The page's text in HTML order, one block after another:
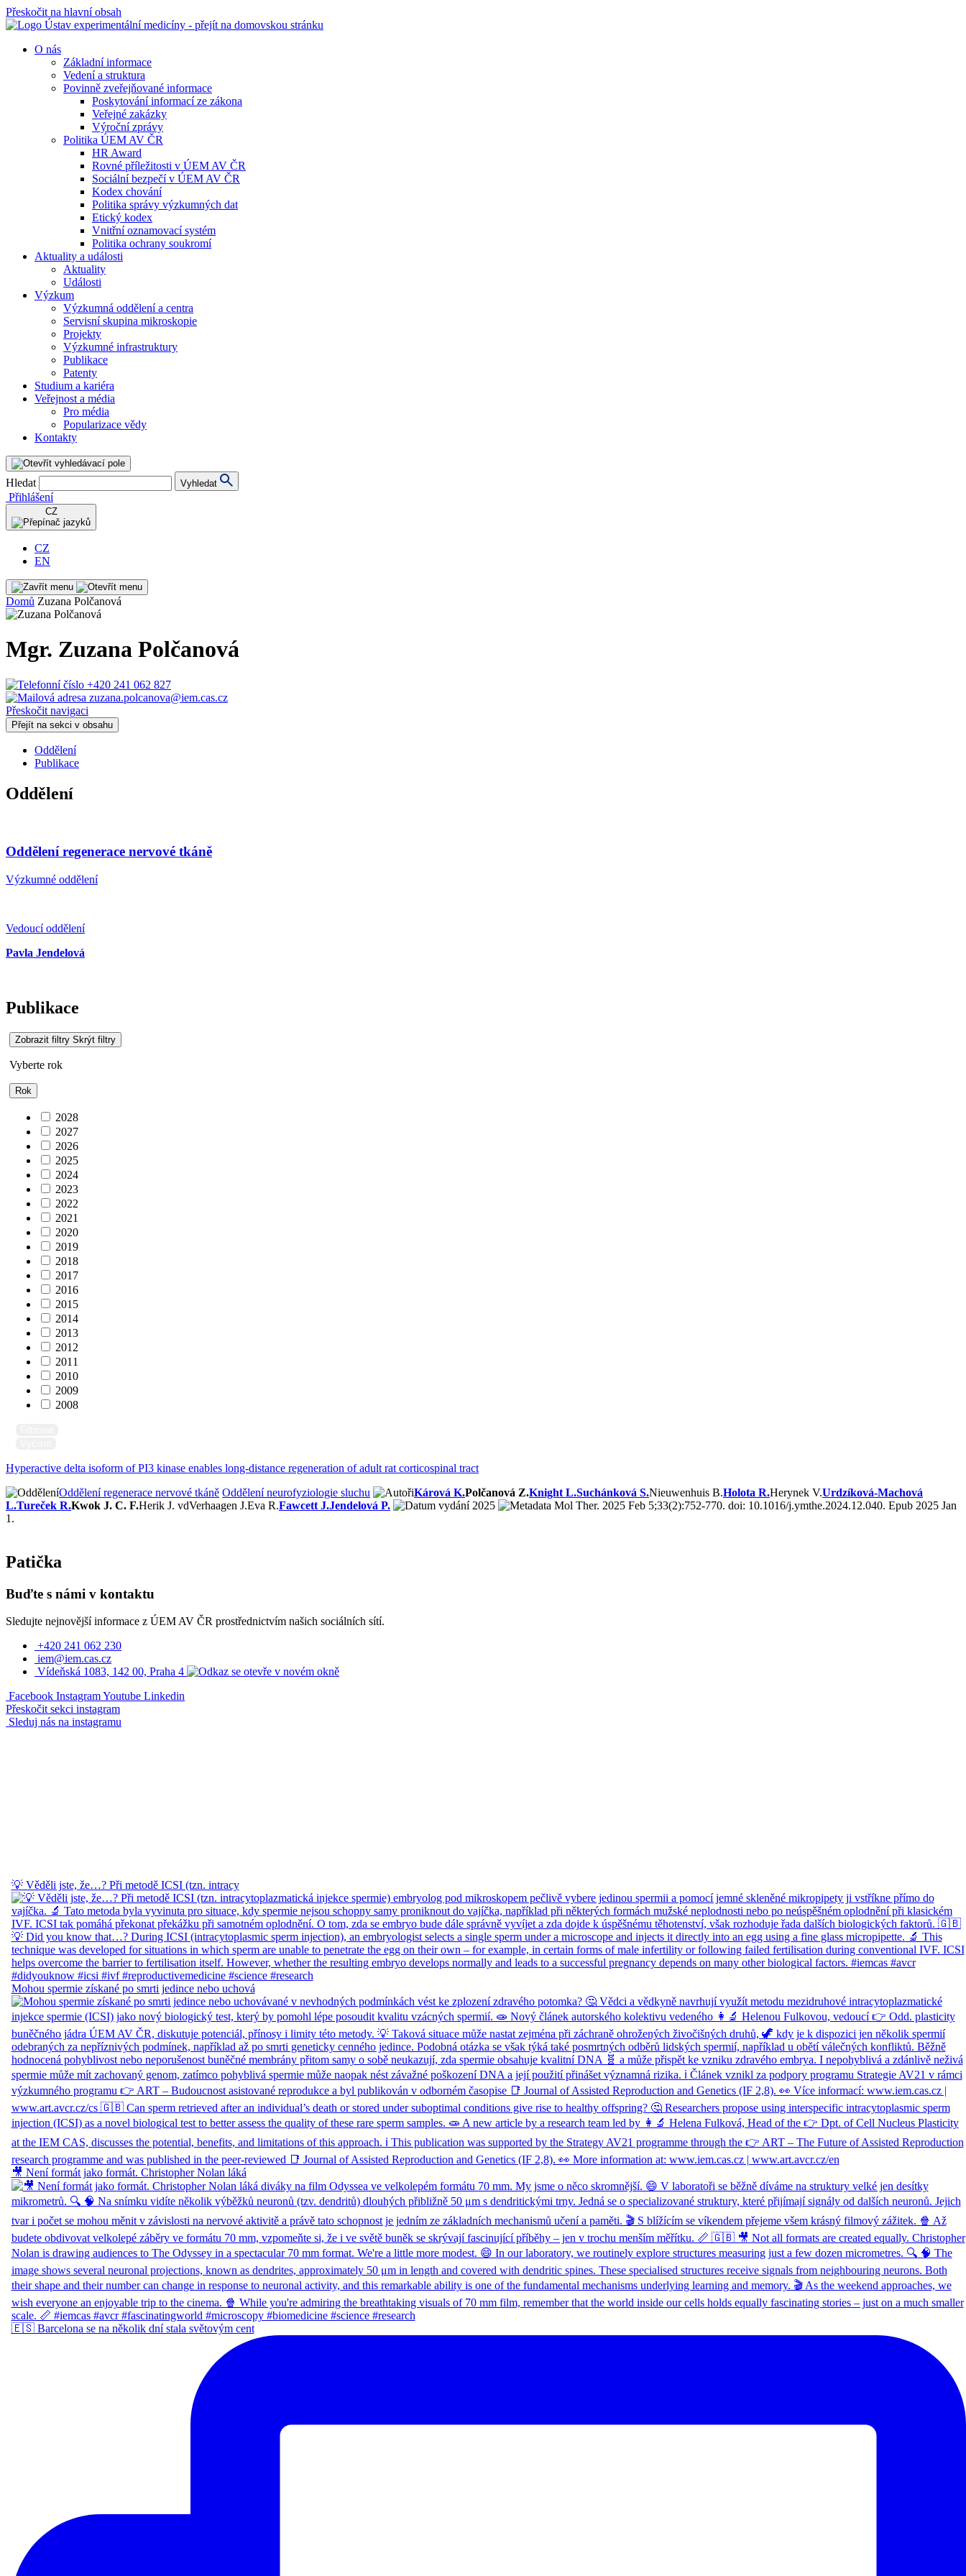
Přeskočit na hlavní obsah
O nás
Základní informace
Vedení a struktura
Povinně zveřejňované informace
Poskytování informací ze zákona
Veřejné zakázky
Výroční zprávy
Politika ÚEM AV ČR
HR Award
Rovné příležitosti v ÚEM AV ČR
Sociální bezpečí v ÚEM AV ČR
Kodex chování
Politika správy výzkumných dat
Etický kodex
Vnitřní oznamovací systém
Politika ochrany soukromí
Aktuality a události
Aktuality
Události
Výzkum
Výzkumná oddělení a centra
Servisní skupina mikroskopie
Projekty
Výzkumné infrastruktury
Publikace
Patenty
Studium a kariéra
Veřejnost a média
Pro média
Popularizace vědy
Kontakty
Hledat Vyhledat
Přihlášení
CZ
CZ
EN
Domů Zuzana Polčanová
Mgr. Zuzana Polčanová
+420 241 062 827
zuzana.polcanova@iem.cas.cz
Přeskočit navigaci
Přejít na sekci v obsahu
Oddělení
Publikace
Oddělení
Oddělení regenerace nervové tkáně
Výzkumné oddělení
Vedoucí oddělení
Pavla Jendelová
Publikace
Zobrazit filtry Skrýt filtry
Vyberte rok
Rok
2028
2027
2026
2025
2024
2023
2022
2021
2020
2019
2018
2017
2016
2015
2014
2013
2012
2011
2010
2009
2008
Hyperactive delta isoform of PI3 kinase enables long-distance regeneration of adult rat corticospinal tract
Oddělení regenerace nervové tkáně Oddělení neurofyziologie sluchu Kárová K.Polčanová Z.Knight L.Suchánková S.Nieuwenhuis B.Holota R.Herynek V.Urdzíková-Machová
L.Tureček R.Kwok J. C. F.Herik J. vdVerhaagen J.Eva R.Fawcett J.Jendelová P. 2025
Mol Ther. 2025 Feb 5;33(2):752-770. doi: 10.1016/j.ymthe.2024.12.040. Epub 2025 Jan
1.
Patička
Buďte s námi v kontaktu
Sledujte nejnovější informace z ÚEM AV ČR prostřednictvím našich sociálních sítí.
+420 241 062 230
iem@iem.cas.cz
Vídeňská 1083, 142 00, Praha 4
Facebook InstagramYoutube Linkedin
Přeskočit sekci instagram
Sleduj nás na instagramu
💡 Věděli jste, že…? Při metodě ICSI (tzn. intracy
Mohou spermie získané po smrti jedince nebo uchová
🎥 Není formát jako formát. Christopher Nolan láká
🇪🇸 Barcelona se na několik dní stala světovým cent